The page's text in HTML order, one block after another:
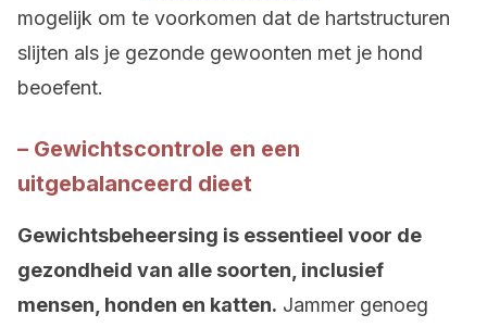
mogelijk om te voorkomen dat de hartstructuren
slijten als je gezonde gewoonten met je hond
beoefent.
– Gewichtscontrole en een
uitgebalanceerd dieet
Gewichtsbeheersing is essentieel voor de
gezondheid van alle soorten, inclusief
mensen, honden en katten. Jammer genoeg